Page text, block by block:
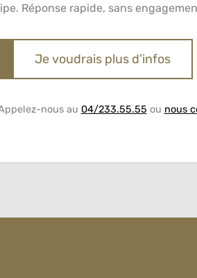
Réponse rapide, sans
Je voudrais plus d’infos
nous au 04/233.55.55 ou nous